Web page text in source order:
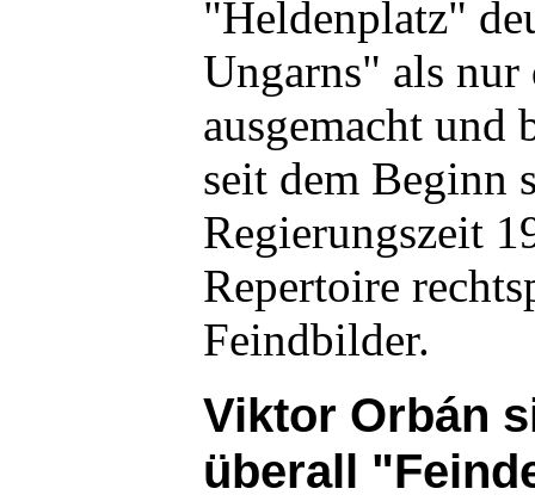
"Heldenplatz"
Ungarns" als
ausgemacht und
seit dem Beginn
Regierungszeit
Repertoire
Feindbilder.
Viktor Orbán
überall